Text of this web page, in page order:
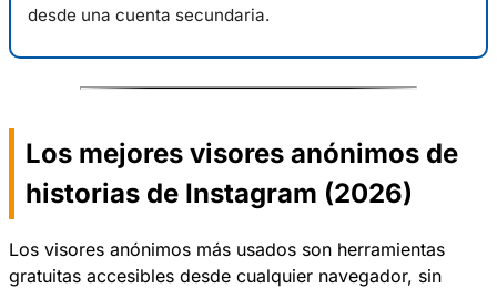
desde una cuenta secundaria.
Los mejores visores anónimos de
historias de Instagram (2026)
Los visores anónimos más usados son herramientas
gratuitas accesibles desde cualquier navegador, sin